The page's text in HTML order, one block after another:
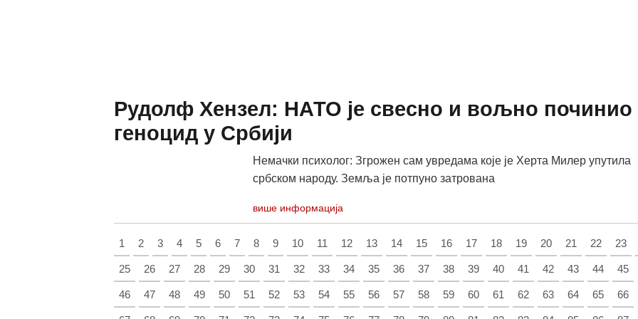
Рудолф Хензел: НАТО је свесно и вољно починио
геноцид у Србији
Немачки психолог: Згрожен сам увредама које је Херта Милер упутила
србском народу. Земља је потпуно затрована
више информација
1 2 3 4 5 6 7 8 9 10 11 12 13 14 15 16 17 18 19 20 21 22 23
25 26 27 28 29 30 31 32 33 34 35 36 37 38 39 40 41 42 43 44 45
46 47 48 49 50 51 52 53 54 55 56 57 58 59 60 61 62 63 64 65 66